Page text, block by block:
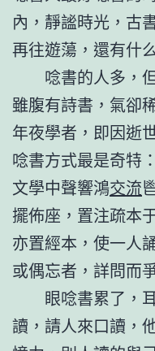
內，靜謐時光，古
再往遊蕩，還有什
唸書的人多，
雖腹有詩書，氣卻
年夜學者，即因逝
唸書方式最是奇特
文學中聲響鴻交流
擺佈座，置注疏本
亦置經本，使一人
或偶忘者，詳問而
眼唸書累了，
讀，請人來口讀，